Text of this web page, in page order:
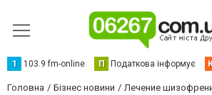
1 103.9 fm-online П Податкова інформує
Головна Бізнес новини Лечение